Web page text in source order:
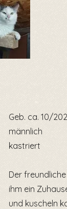
Geb. ca. 10/
männlich
kastriert
Der
ihm ein
und kuscheln